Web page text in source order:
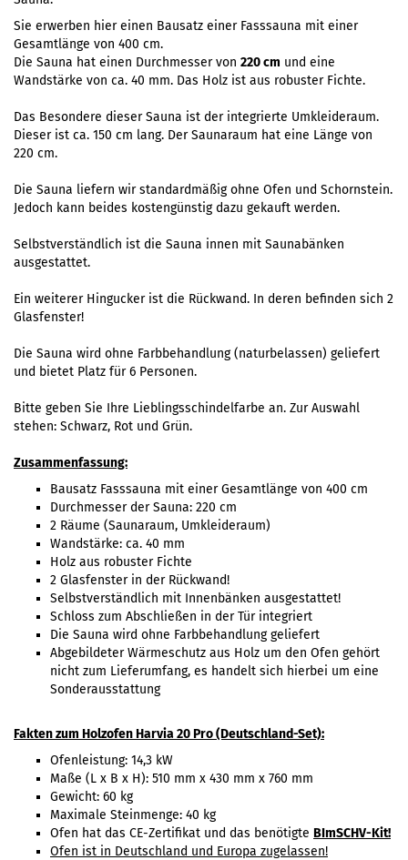
Sie erwerben hier einen Bausatz einer Fasssauna mit einer
Gesamtlänge von 400 cm.
Die Sauna hat einen Durchmesser von 220 cm und eine
Wandstärke von ca. 40 mm. Das Holz ist aus robuster Fichte.
Das Besondere dieser Sauna ist der integrierte Umkleideraum.
Dieser ist ca. 150 cm lang. Der Saunaraum hat eine Länge von
220 cm.
Die Sauna liefern wir standardmäßig ohne Ofen und Schornstein.
Jedoch kann beides kostengünstig dazu gekauft werden.
Selbstverständlich ist die Sauna innen mit Saunabänken
ausgestattet.
Ein weiterer Hingucker ist die Rückwand. In deren befinden sich 2
Glasfenster!
Die Sauna wird ohne Farbbehandlung (naturbelassen) geliefert
und bietet Platz für 6 Personen.
Bitte geben Sie Ihre Lieblingsschindelfarbe an. Zur Auswahl
stehen: Schwarz, Rot und Grün.
Zusammenfassung:
Bausatz Fasssauna mit einer Gesamtlänge von 400 cm
Durchmesser der Sauna: 220 cm
2 Räume (Saunaraum, Umkleideraum)
Wandstärke: ca. 40 mm
Holz aus robuster Fichte
2 Glasfenster in der Rückwand!
Selbstverständlich mit Innenbänken ausgestattet!
Schloss zum Abschließen in der Tür integriert
Die Sauna wird ohne Farbbehandlung geliefert
Abgebildeter Wärmeschutz aus Holz um den Ofen gehört
nicht zum Lieferumfang, es handelt sich hierbei um eine
Sonderausstattung
Fakten zum Holzofen Harvia 20 Pro (Deutschland-Set):
Ofenleistung: 14,3 kW
Maße (L x B x H): 510 mm x 430 mm x 760 mm
Gewicht: 60 kg
Maximale Steinmenge: 40 kg
Ofen hat das CE-Zertifikat und das benötigte BImSCHV-Kit!
Ofen ist in Deutschland und Europa zugelassen!